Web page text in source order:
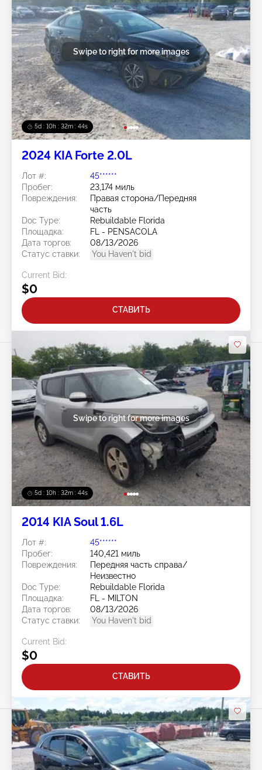
5d : 10h : 32m : 42s
Swipe to right for more images
2024 KIA Forte 2.0L
Лот #:
45******
Пробег:
23,174 миль
Повреждения:
Правая сторона/Передняя
часть
Doc Type:
Rebuildable Florida
Площадка:
FL - PENSACOLA
Дата торгов:
08/13/2026
Статус ставки:
You Haven't bid
Current Bid:
$0
СТАВИТЬ
5d : 10h : 32m : 42s
Swipe to right for more images
2014 KIA Soul 1.6L
Лот #:
45******
Пробег:
140,421 миль
Повреждения:
Передняя часть справа/
Неизвестно
Doc Type:
Rebuildable Florida
Площадка:
FL - MILTON
Дата торгов:
08/13/2026
Статус ставки:
You Haven't bid
Current Bid:
$0
СТАВИТЬ